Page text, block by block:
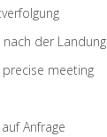
der Landung
meeting
Anfrage